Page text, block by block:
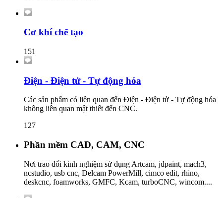
Cơ khí chế tạo
151
Điện - Điện tử - Tự động hóa
Các sản phẩm có liên quan đến Điện - Điện tử - Tự động hóa
không liên quan mật thiết đến CNC.
127
Phần mềm CAD, CAM, CNC
Nơi trao đổi kinh nghiệm sử dụng Artcam, jdpaint, mach3,
ncstudio, usb cnc, Delcam PowerMill, cimco edit, rhino,
deskcnc, foamworks, GMFC, Kcam, turboCNC, wincom....